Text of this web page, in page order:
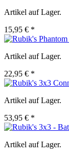
Artikel auf Lager.
15,95 € *
Artikel auf Lager.
22,95 € *
Artikel auf Lager.
53,95 € *
Artikel auf Lager.